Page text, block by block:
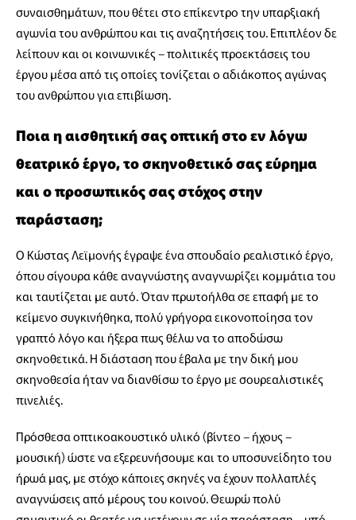
συναισθημάτων, που θέτει στο επίκεντρο την υπαρξιακή
αγωνία του ανθρώπου και τις αναζητήσεις του. Επιπλέον δε
λείπουν και οι κοινωνικές – πολιτικές προεκτάσεις του
έργου μέσα από τις οποίες τονίζεται ο αδιάκοπος αγώνας
του ανθρώπου για επιβίωση.
Ποια η αισθητική σας οπτική στο εν λόγω
θεατρικό έργο, το σκηνοθετικό σας εύρημα
και ο προσωπικός σας στόχος στην
παράσταση;
Ο Κώστας Λεϊμονής έγραψε ένα σπουδαίο ρεαλιστικό έργο,
όπου σίγουρα κάθε αναγνώστης αναγνωρίζει κομμάτια του
και ταυτίζεται με αυτό. Όταν πρωτοήλθα σε επαφή με το
κείμενο συγκινήθηκα, πολύ γρήγορα εικονοποίησα τον
γραπτό λόγο και ήξερα πως θέλω να το αποδώσω
σκηνοθετικά. Η διάσταση που έβαλα με την δική μου
σκηνοθεσία ήταν να διανθίσω το έργο με σουρεαλιστικές
πινελιές.
Πρόσθεσα οπτικοακουστικό υλικό (βίντεο – ήχους –
μουσική) ώστε να εξερευνήσουμε και το υποσυνείδητο του
ήρωά μας, με στόχο κάποιες σκηνές να έχουν πολλαπλές
αναγνώσεις από μέρους του κοινού. Θεωρώ πολύ